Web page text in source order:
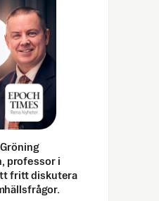
professor i
fritt diskutera